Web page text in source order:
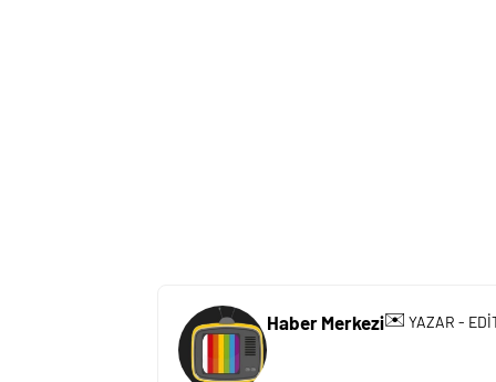
Haber Merkezi✉️ YAZAR -